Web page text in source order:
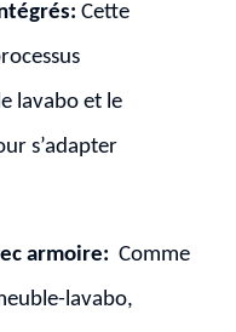
Cette
lavabo et le
s’adapter
armoire: Comme
lavabo,